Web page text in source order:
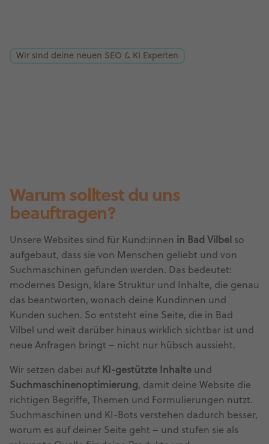
Wir sind deine neuen SEO & KI Experten
Warum solltest du uns
beauftragen?
Unsere Websites sind für Kund:innen in Bad Vilbel so
aufgebaut, dass sie von Menschen geliebt und von
Suchmaschinen gefunden werden. Das bedeutet:
modernes Design, klare Struktur und Inhalte, die genau
das beantworten, wonach deine Kundinnen und
Kunden suchen. So entsteht eine Seite, die in Bad
Vilbel und weit darüber hinaus wirklich sichtbar ist und
neue Anfragen bringt – nicht nur hübsch aussieht.
Wir setzen dabei auf KI-gestützte Inhalte und
Suchmaschinenoptimierung, damit deine Website die
richtigen Begriffe, Themen und Formulierungen nutzt.
Suchmaschinen und KI-Bots verstehen dadurch besser,
worum es auf deiner Seite geht – und stufen sie als